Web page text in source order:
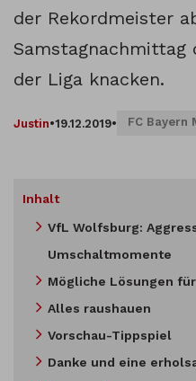
der Rekordmeister
Samstagnachmittag
der Liga knacken.
Justin•19.12.2019• FC Bayern
Inhalt
VfL Wolfsburg:
Umschaltmomente
Mögliche Lösungen
Alles raushauen
Vorschau-Tippspiel
Danke und eine